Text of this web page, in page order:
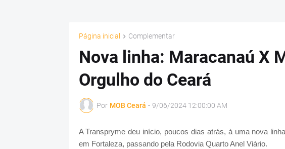
Página inicial Complementar
Nova linha: Maracanaú X
Orgulho do Ceará
Por MOB Ceará - 9/06/2024 12:00:00 AM
A Transpryme deu início, poucos dias atrás, à uma nova
em Fortaleza, passando pela Rodovia Quarto Anel Viário.